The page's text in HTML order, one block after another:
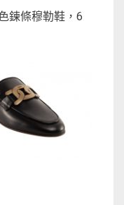
鍊條穆勒鞋，6